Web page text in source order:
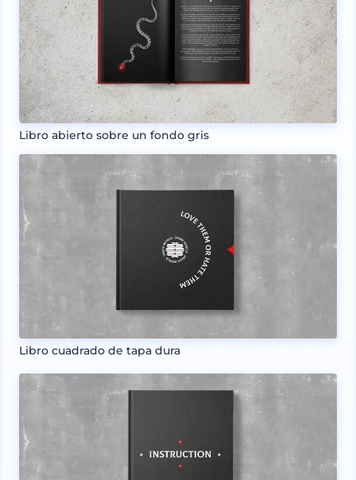
Libro abierto sobre un fondo gris
Libro cuadrado de tapa dura